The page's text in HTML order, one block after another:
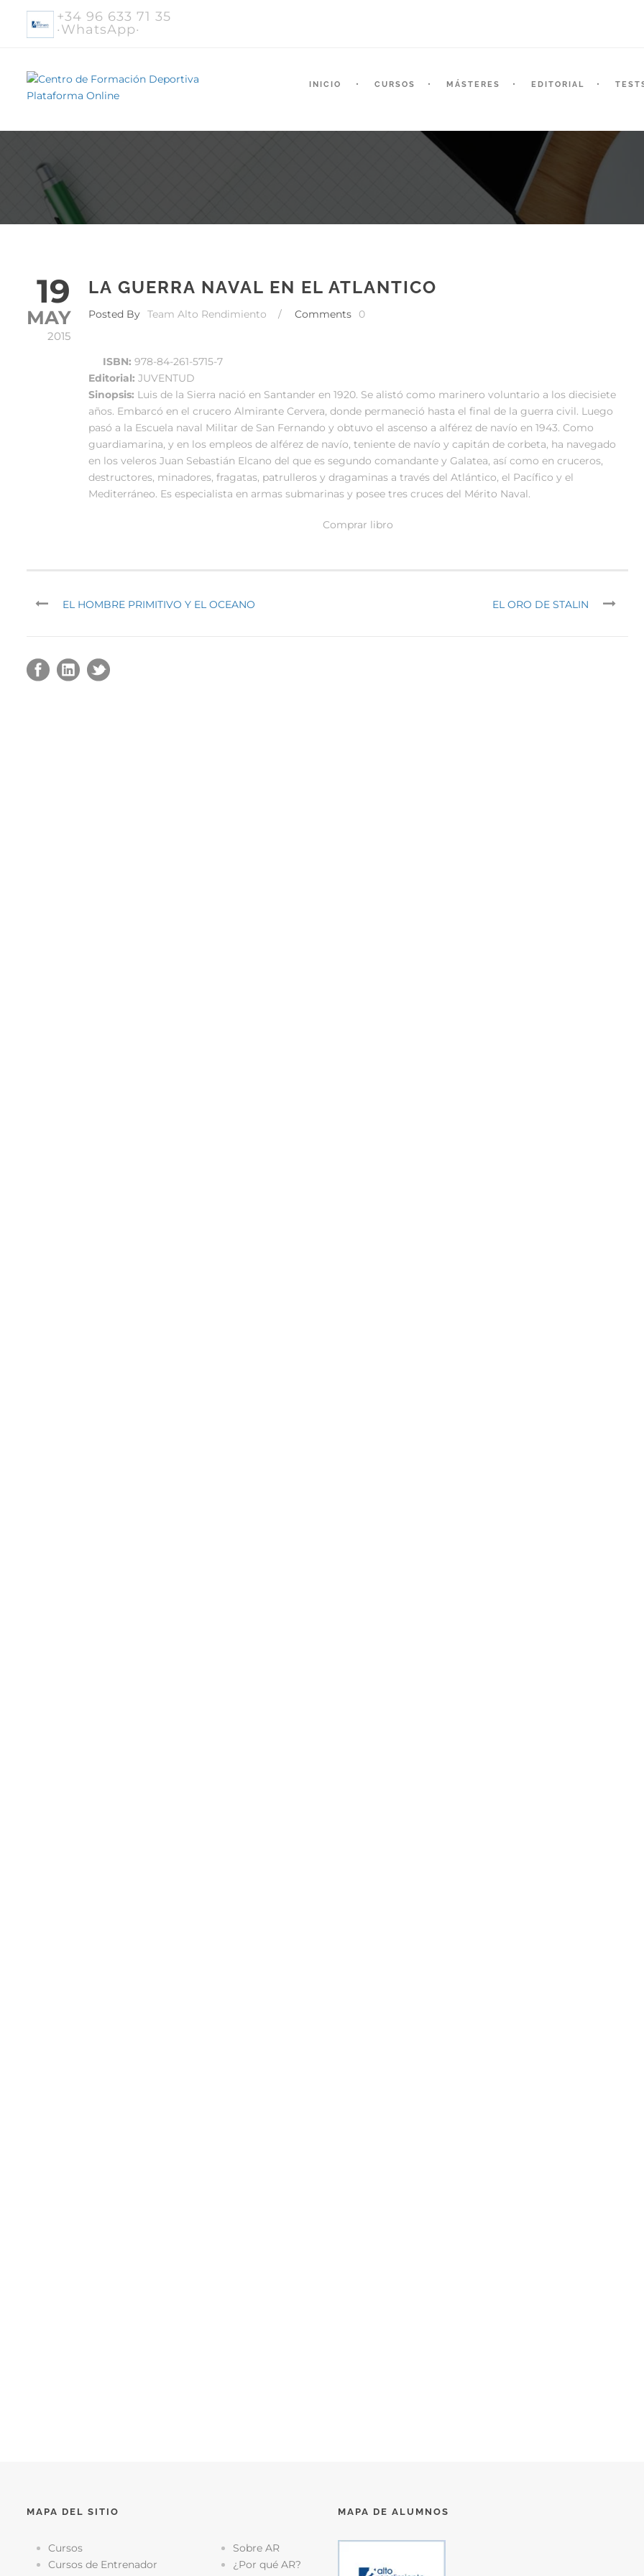
+34 96 633 71 35
·WhatsApp·
INICIO CURSOS MÁSTERES EDITORIAL
19
MAY
2015
LA GUERRA NAVAL EN EL ATLANTICO
Posted By Team Alto Rendimiento / Comments 0
ISBN: 978-84-261-5715-7
Editorial: JUVENTUD
Sinopsis: Luis de la Sierra nació en Santander en 1920. Se alistó como marinero voluntario a los diecisiete
años. Embarcó en el crucero Almirante Cervera, donde permaneció hasta el final de la guerra civil. Luego
pasó a la Escuela naval Militar de San Fernando y obtuvo el ascenso a alférez de navío en 1943. Como
guardiamarina, y en los empleos de alférez de navío, teniente de navío y capitán de corbeta, ha navegado
en los veleros Juan Sebastián Elcano del que es segundo comandante y Galatea, así como en cruceros,
destructores, minadores, fragatas, patrulleros y dragaminas a través del Atlántico, el Pacífico y el
Mediterráneo. Es especialista en armas submarinas y posee tres cruces del Mérito Naval.
Comprar libro
EL HOMBRE PRIMITIVO Y EL OCEANO EL ORO DE STALIN
MAPA DEL SITIO
Cursos
Cursos de Entrenador
Sobre AR
¿Por qué AR?
MAPA DE ALUMNOS